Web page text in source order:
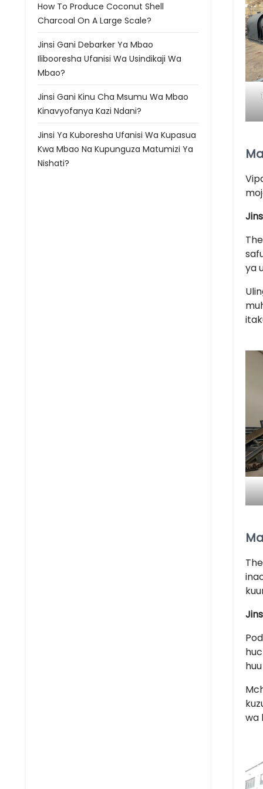
How To Produce Coconut Shell
Charcoal On A Large Scale?
Jinsi Gani Debarker Ya Mbao
Ilibooresha Ufanisi Wa Usindikaji Wa
Mbao?
Jinsi Gani Kinu Cha Msumu Wa Mbao
Kinavyofanya Kazi Ndani?
Jinsi Ya Kuboresha Ufanisi Wa Kupasua
Kwa Mbao Na Kupunguza Matumizi Ya
Nishati?
ya
wa